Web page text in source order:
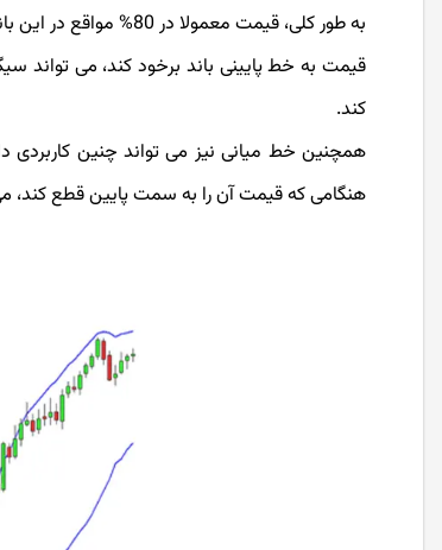
به طور کلی، قیمت
قیمت به خط پایینی باند برخود کند، می تواند
کند.
همچنین خط میانی نیز می تواند چنین کاربردی
هنگامی که قیمت آن را به سمت پایین قطع کند،